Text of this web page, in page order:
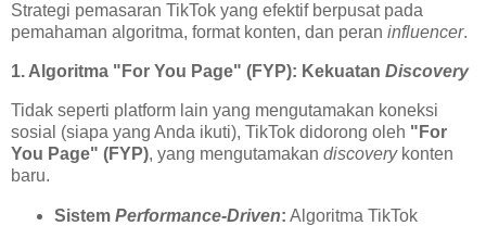
Strategi pemasaran TikTok yang efektif berpusat pada
pemahaman algoritma, format konten, dan peran influencer.
1. Algoritma "For You Page" (FYP): Kekuatan Discovery
Tidak seperti platform lain yang mengutamakan koneksi
sosial (siapa yang Anda ikuti), TikTok didorong oleh "For
You Page" (FYP), yang mengutamakan discoverykonten
baru.
Sistem Performance-Driven: Algoritma TikTok